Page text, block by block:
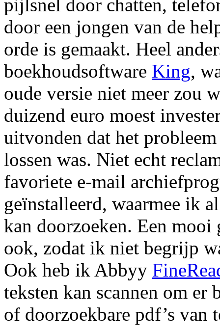
pijlsnel door chatten,
door een jongen van de
orde is gemaakt. Heel
boekhoudsoftware King,
oude versie niet meer zou
duizend euro moest
uitvonden dat het
lossen was. Niet echt
favoriete e-mail
geïnstalleerd, waarmee ik
kan doorzoeken. Een
ook, zodat ik niet begrijp
Ook heb ik Abbyy
teksten kan scannen om
of doorzoekbare pdf’s van